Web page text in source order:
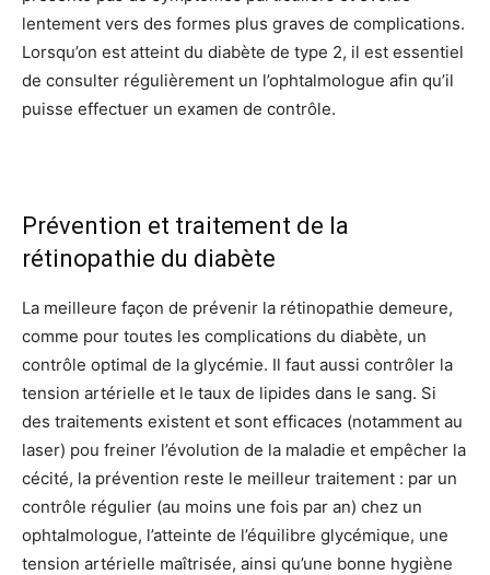
lentement vers des formes plus graves de complications.
Lorsqu’on est atteint du diabète de type 2, il est essentiel
de consulter régulièrement un l’ophtalmologue afin qu’il
puisse effectuer un examen de contrôle.
Prévention et traitement de la
rétinopathie du diabète
La meilleure façon de prévenir la rétinopathie demeure,
comme pour toutes les complications du diabète, un
contrôle optimal de la glycémie. Il faut aussi contrôler la
tension artérielle et le taux de lipides dans le sang. Si
des traitements existent et sont efficaces (notamment au
laser) pou freiner l’évolution de la maladie et empêcher la
cécité, la prévention reste le meilleur traitement : par un
contrôle régulier (au moins une fois par an) chez un
ophtalmologue, l’atteinte de l’équilibre glycémique, une
tension artérielle maîtrisée, ainsi qu’une bonne hygiène